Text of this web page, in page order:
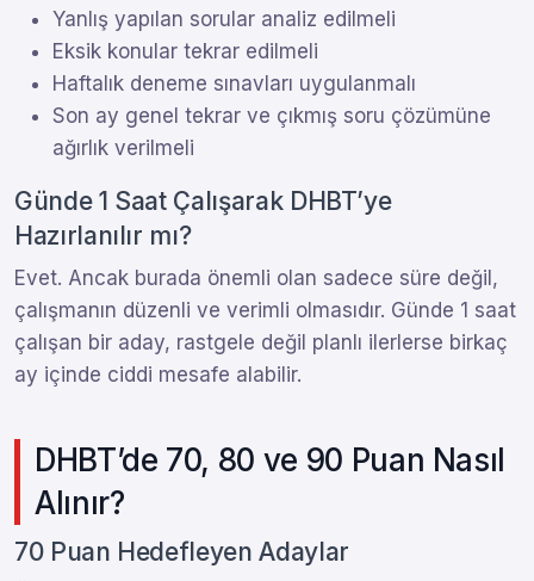
Yanlış yapılan sorular analiz edilmeli
Eksik konular tekrar edilmeli
Haftalık deneme sınavları uygulanmalı
Son ay genel tekrar ve çıkmış soru çözümüne
ağırlık verilmeli
Günde 1 Saat Çalışarak DHBT’ye
Hazırlanılır mı?
Evet. Ancak burada önemli olan sadece süre değil,
çalışmanın düzenli ve verimli olmasıdır. Günde 1 saat
çalışan bir aday, rastgele değil planlı ilerlerse birkaç
ay içinde ciddi mesafe alabilir.
DHBT’de 70, 80 ve 90 Puan Nasıl
Alınır?
70 Puan Hedefleyen Adaylar